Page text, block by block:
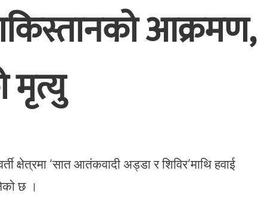
आक्रमण,
मृत्यु
क्षेत्रमा ‘सात आतंकवादी अड्डा र शिविर’माथि हवाई
छ ।